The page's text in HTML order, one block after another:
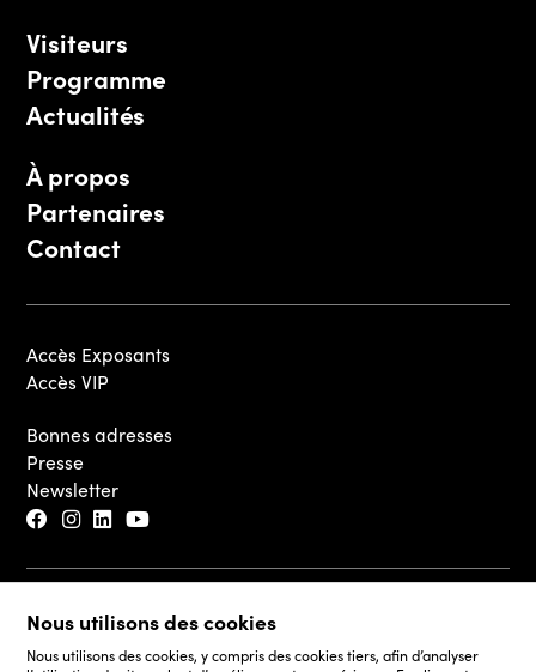
Nous utilisons des cookies
Nous utilisons des cookies, y compris des cookies tiers, afin d’analyser
Visiteurs
Programme
Actualités
À propos
Partenaires
Contact
Accès Exposants
Accès VIP
Bonnes adresses
Presse
Newsletter
© 2026 - Luxembourg Art Week S.A.
Mentions légales